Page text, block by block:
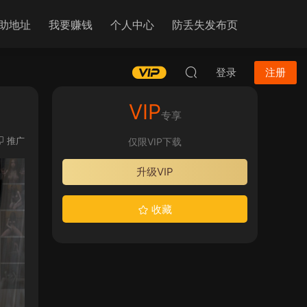
地址 我要赚钱 个人中心 防丢失发布页
登录 注册
推广
VIP专享
仅限VIP下载
升级VIP
收藏